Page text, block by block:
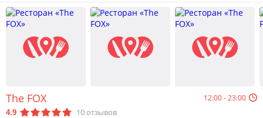
The FOX 12:00 - 23:00
4.9 10отзывов